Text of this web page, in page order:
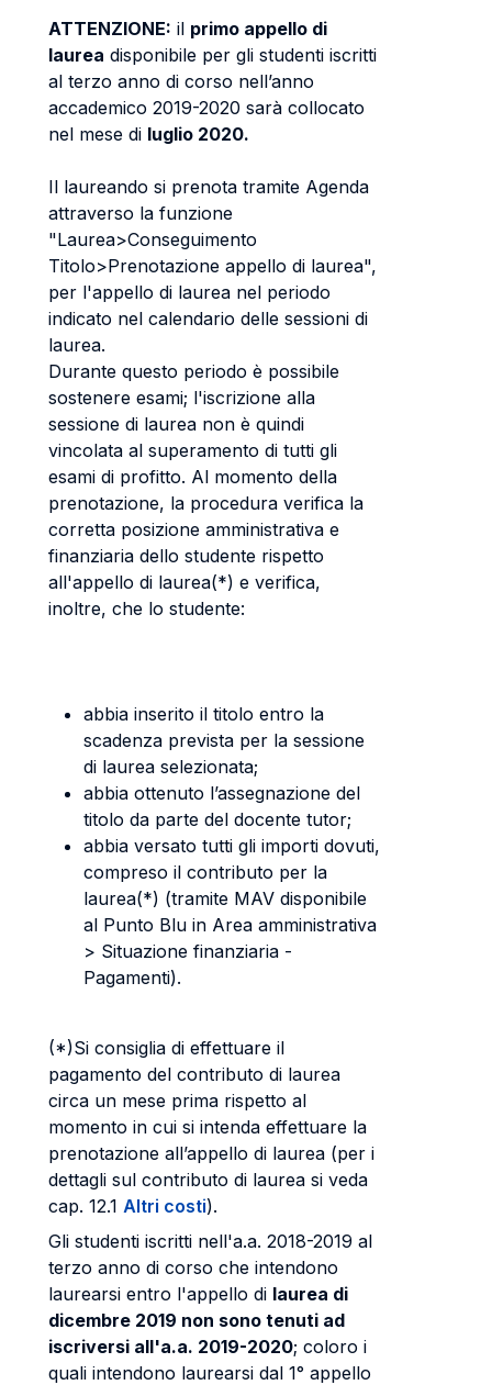
ATTENZIONE: il primo appello di
laurea disponibile per gli studenti iscritti
al terzo anno di corso nell’anno
accademico 2019-2020 sarà collocato
nel mese di luglio 2020.
Il laureando si prenota tramite Agenda
attraverso la funzione
"Laurea>Conseguimento
Titolo>Prenotazione appello di laurea",
per l'appello di laurea nel periodo
indicato nel calendario delle sessioni di
laurea.
Durante questo periodo è possibile
sostenere esami; l'iscrizione alla
sessione di laurea non è quindi
vincolata al superamento di tutti gli
esami di profitto. Al momento della
prenotazione, la procedura verifica la
corretta posizione amministrativa e
finanziaria dello studente rispetto
all'appello di laurea(*) e verifica,
inoltre, che lo studente:
abbia inserito il titolo entro la
scadenza prevista per la sessione
di laurea selezionata;
abbia ottenuto l’assegnazione del
titolo da parte del docente tutor;
abbia versato tutti gli importi dovuti,
compreso il contributo per la
laurea(*) (tramite MAV disponibile
al Punto Blu in Area amministrativa
> Situazione finanziaria -
Pagamenti).
(*)Si consiglia di effettuare il
pagamento del contributo di laurea
circa un mese prima rispetto al
momento in cui si intenda effettuare la
prenotazione all’appello di laurea (per i
dettagli sul contributo di laurea si veda
cap. 12.1 Altri costi).
Gli studenti iscritti nell'a.a. 2018-2019 al
terzo anno di corso che intendono
laurearsi entro l'appello di laurea di
dicembre 2019 non sono tenuti ad
iscriversi all'a.a. 2019-2020; coloro i
quali intendono laurearsi dal 1° appello